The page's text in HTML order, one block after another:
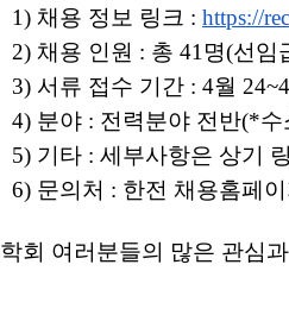
1) 채용 정보 링크 : https://
2) 채용 인원 : 총 41명(선임
3) 서류 접수 기간 : 4월
4) 분야 : 전력분야 전반(*
5) 기타 : 세부사항은 상기
6) 문의처 : 한전 채용홈페
학회 여러분들의 많은 관심